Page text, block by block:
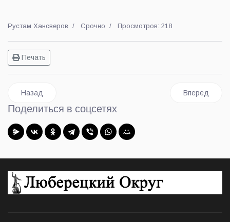
Рустам Хансверов Срочно Просмотров: 218
Печать
Предыдущий: Сегодня вышел в свет очередной 23-й номер
Назад Следующий:
Вперед
Поделиться в соцсетях